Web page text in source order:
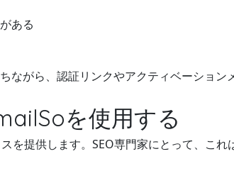
ある
ながら、認証リンクやアクティベーション
を使用する
を提供します。SEO専門家にとって、これ